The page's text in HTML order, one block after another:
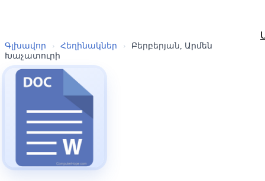
Գլխավոր › Հեղինակներ ›
Բերբերյան, Արմեն
Խաչատուրի